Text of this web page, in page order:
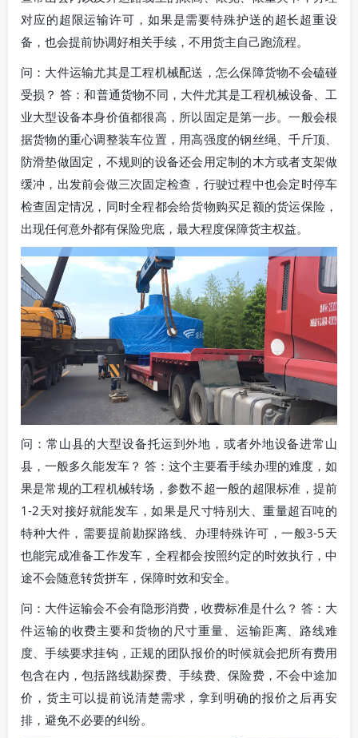
对应的超限运输许可，如果是需要特殊护送的超长超重设
备，也会提前协调好相关手续，不用货主自己跑流程。
问：大件运输尤其是工程机械配送，怎么保障货物不会磕碰
受损？ 答：和普通货物不同，大件尤其是工程机械设备、工
业大型设备本身价值都很高，所以固定是第一步。一般会根
据货物的重心调整装车位置，用高强度的钢丝绳、千斤顶、
防滑垫做固定，不规则的设备还会用定制的木方或者支架做
缓冲，出发前会做三次固定检查，行驶过程中也会定时停车
检查固定情况，同时全程都会给货物购买足额的货运保险，
出现任何意外都有保险兜底，最大程度保障货主权益。
问：常山县的大型设备托运到外地，或者外地设备进常山
县，一般多久能发车？ 答：这个主要看手续办理的难度，如
果是常规的工程机械转场，参数不超一般的超限标准，提前
1-2天对接好就能发车，如果是尺寸特别大、重量超百吨的
特种大件，需要提前勘探路线、办理特殊许可，一般3-5天
也能完成准备工作发车，全程都会按照约定的时效执行，中
途不会随意转货拼车，保障时效和安全。
问：大件运输会不会有隐形消费，收费标准是什么？ 答：大
件运输的收费主要和货物的尺寸重量、运输距离、路线难
度、手续要求挂钩，正规的团队报价的时候就会把所有费用
包含在内，包括路线勘探费、手续费、保险费，不会中途加
价，货主可以提前说清楚需求，拿到明确的报价之后再安
排，避免不必要的纠纷。